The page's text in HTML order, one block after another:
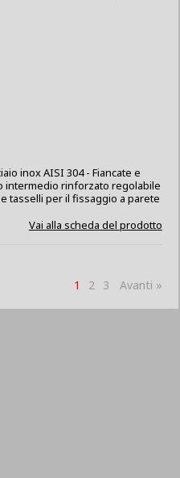
inox AISI 304 - Fiancate e
intermedio rinforzato regolabile
tasselli per il fissaggio a parete
Vai alla scheda del prodotto
1 2 3 Avanti »